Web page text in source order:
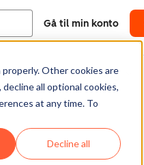
Other cookies are
all optional cookies,
at any time. To
Decline all
Gå til min konto
Træning